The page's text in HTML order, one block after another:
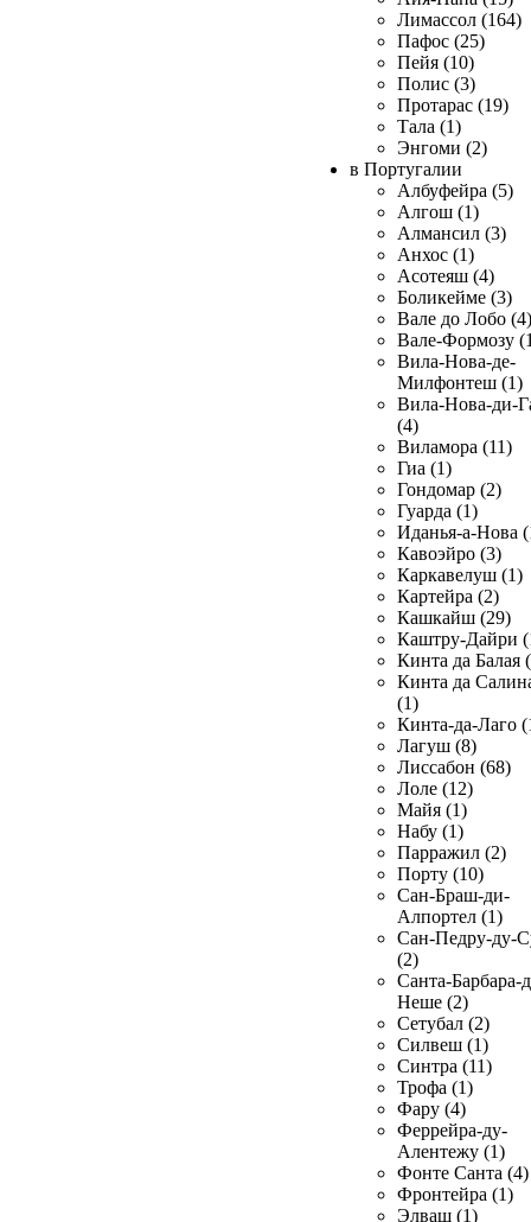
Лимассол (164)
Пафос (25)
Пейя (10)
Полис (3)
Протарас (19)
Тала (1)
Энгоми (2)
в Португалии
Албуфейра (5)
Алгош (1)
Алмансил (3)
Анхос (1)
Асотеяш (4)
Боликейме (3)
Вале до Лобо (4)
Вале-Формозу
Вила-Нова-де-
Милфонтеш (1)
Вила-Нова-ди-
(4)
Виламора (11)
Гиа (1)
Гондомар (2)
Гуарда (1)
Иданья-а-Нова
Кавоэйро (3)
Каркавелуш (1)
Картейра (2)
Кашкайш (29)
Каштру-Дайри
Кинта да Балая
Кинта да
(1)
Кинта-да-Лаго
Лагуш (8)
Лиссабон (68)
Лоле (12)
Майя (1)
Набу (1)
Парражил (2)
Порту (10)
Сан-Браш-ди-
Алпортел (1)
Сан-Педру-ду-
(2)
Санта-Барбара-
Неше (2)
Сетубал (2)
Силвеш (1)
Синтра (11)
Трофа (1)
Фару (4)
Феррейра-ду-
Алентежу (1)
Фонте Санта (4)
Фронтейра (1)
Элваш (1)